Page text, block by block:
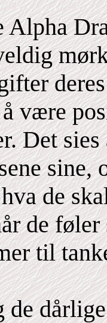
Alpha
være
Det
sine,
de
de
til
de